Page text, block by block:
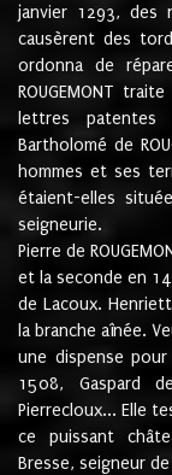
janvier 1293, des
causèrent des
ordonna de
ROUGEMONT
lettres patentes
Bartholomé de
hommes et ses
étaient-elles
seigneurie.
Pierre de
et la seconde en
de Lacoux.
la branche aînée.
une dispense
1508, Gaspard
Pierrecloux... Elle
ce puissant
Bresse, seigneur